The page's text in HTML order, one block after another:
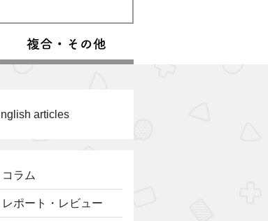
articles
コラム
レポート・レビュー